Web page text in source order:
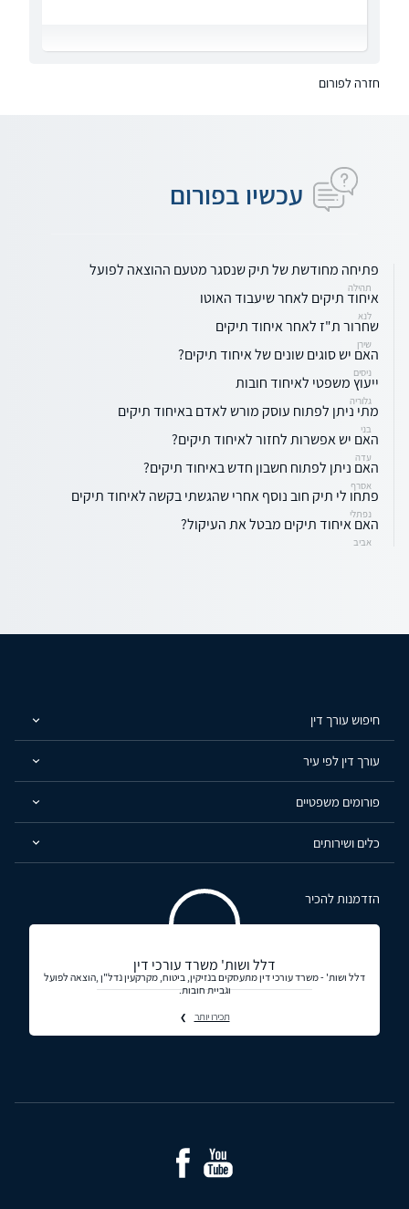
חזרה לפורום
עכשיו בפורום
פתיחה מחודשת של תיק שנסגר מטעם ההוצאה לפועל
תהילה
איחוד תיקים לאחר שיעבוד האוטו
לנא
שחרור ת"ז לאחר איחוד תיקים
שירן
האם יש סוגים שונים של איחוד תיקים?
ניסים
ייעוץ משפטי לאיחוד חובות
גלוריה
מתי ניתן לפתוח עוסק מורש לאדם באיחוד תיקים
בני
האם יש אפשרות לחזור לאיחוד תיקים?
עדה
האם ניתן לפתוח חשבון חדש באיחוד תיקים?
אסרף
פתחו לי תיק חוב נוסף אחרי שהגשתי בקשה לאיחוד תיקים
נפתלי
האם איחוד תיקים מבטל את העיקול?
אביב
חיפוש עורך דין
עורך דין לפי עיר
פורומים משפטיים
כלים ושירותים
הזדמנות להכיר
דלל ושות' משרד עורכי דין
דלל ושות' - משרד עורכי דין מתעסקים בנזיקין, ביטוח, מקרקעין נדל"ן ,הוצאה לפועל
וגביית חובות.
תכירו יותר